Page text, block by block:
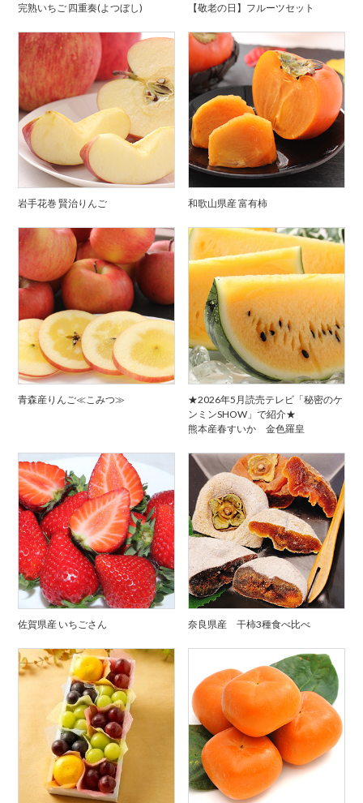
完熟いちご 四重奏(よつぼし) 【敬老の日】フルーツセット
岩手花巻 賢治りんご 和歌山県産 富有柿
青森産りんご≪こみつ≫
★2026年5月読売テレビ「秘密のケ
ンミンSHOW」で紹介★
熊本産春すいか 金色羅皇
佐賀県産 いちごさん 奈良県産 干柿3種食べ比べ